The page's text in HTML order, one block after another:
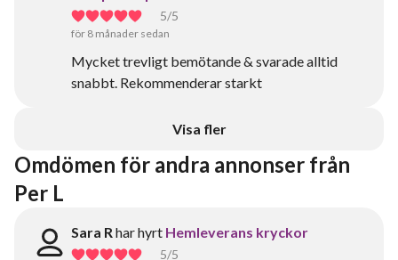
5/5
för 8 månader sedan
Mycket trevligt bemötande & svarade alltid
snabbt. Rekommenderar starkt
Visa fler
Omdömen för andra annonser från
Per L
Sara Rhar hyrt Hemleverans kryckor
5/5